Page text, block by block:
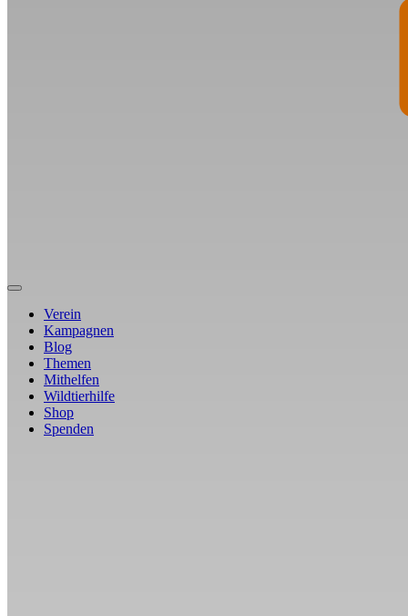
Verein
Kampagnen
Blog
Themen
Mithelfen
Wildtierhilfe
Shop
Spenden